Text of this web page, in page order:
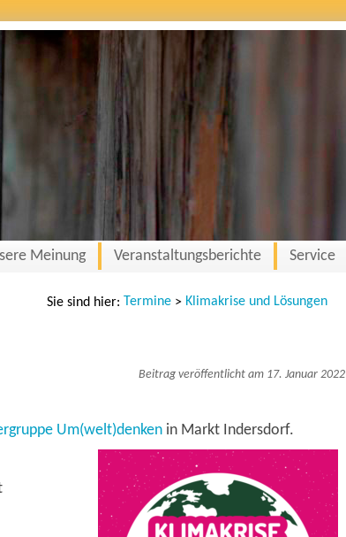
Meinung Veranstaltungsberichte Service
Sie sind hier: Termine > Klimakrise und Lösungen
Beitrag veröffentlicht am 17. Januar 2022
Um(welt)denken in Markt Indersdorf.